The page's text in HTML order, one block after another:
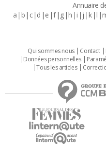
Annuaire
a b c d e f g h i j k l
Qui sommes nous Contact
Données personnelles
Tous les articles